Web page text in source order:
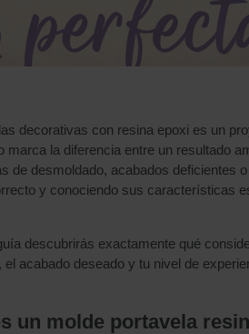
decorativas con resina epoxi es un
marca la diferencia entre un resultado
de desmoldado, acabados deficientes
y conociendo sus características
descubrirás exactamente qué
el acabado deseado y tu nivel de
un molde portavela